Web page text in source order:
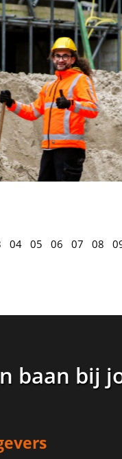
04 05 06 07 08
baan bij